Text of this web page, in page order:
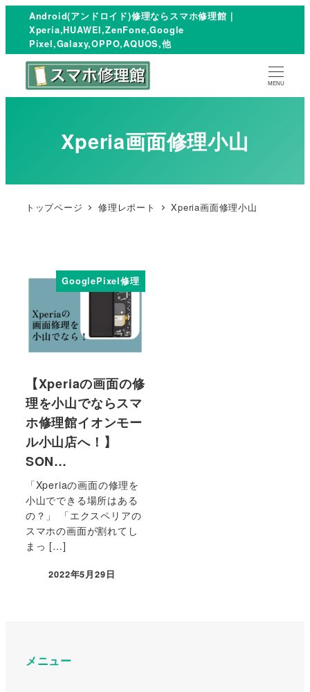
Android(アンドロイド)修理ならスマホ修理館｜
Xperia,HUAWEI,ZenFone,Google
Pixel,Galaxy,OPPO,AQUOS,他
MENU
Xperia画面修理小山
トップページ 修理レポート Xperia画面修理小山
GooglePixel修理
【Xperiaの画面の修
理を小山でならスマ
ホ修理館イオンモー
ル小山店へ！】
SON…
「Xperiaの画面の修理を
小山でできる場所はある
の？」 「エクスペリアの
スマホの画面が割れてし
まっ […]
2022年5月29日
メニュー